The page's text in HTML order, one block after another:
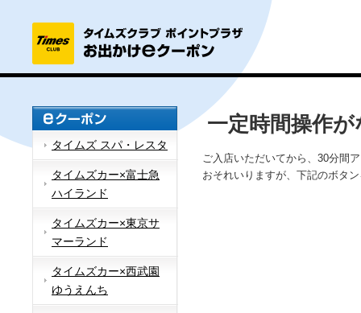
タイムズ スパ・レスタ
タイムズカー×富士急
ハイランド
タイムズカー×東京サ
マーランド
タイムズカー×西武園
ゆうえんち
一定時間操作
ご入店いただいてから、30分間
おそれいりますが、下記のボタ